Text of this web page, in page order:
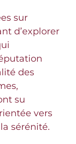
sur
d’explorer
des
su
vers
sérénité.